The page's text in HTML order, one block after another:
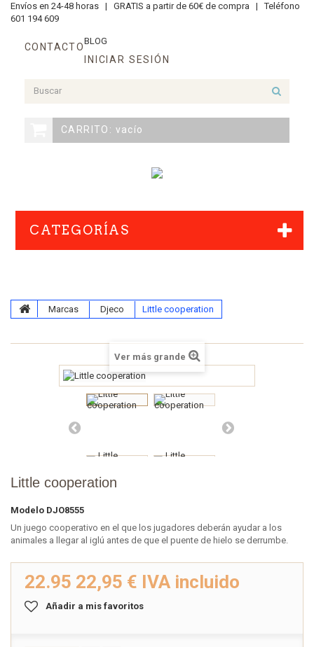
Envíos en 24-48 horas | GRATIS a partir de 60€ de compra | Teléfono
601 194 609
BLOG
CONTACTO
INICIAR SESIÓN
CARRITO: vacío
CATEGORÍAS
Marcas Djeco Little cooperation
Ver más grande
Little cooperation
Modelo DJO8555
Un juego cooperativo en el que los jugadores deberán ayudar a los
animales a llegar al iglú antes de que el puente de hielo se derrumbe.
22.95 22,95 € IVA incluido
Añadir a mis favoritos